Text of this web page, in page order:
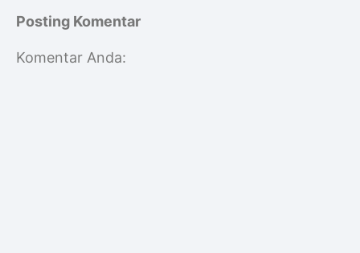
Posting Komentar
Komentar Anda: